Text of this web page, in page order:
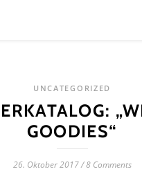
UNCATEGORIZED
GOODIES“
26. Oktober 2017/ 8 Comments